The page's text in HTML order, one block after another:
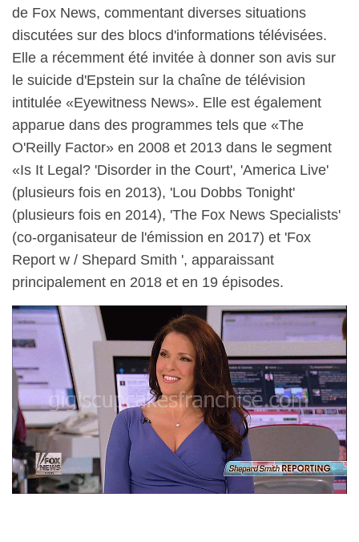
de Fox News, commentant diverses situations
discutées sur des blocs d'informations télévisées.
Elle a récemment été invitée à donner son avis sur
le suicide d'Epstein sur la chaîne de télévision
intitulée «Eyewitness News». Elle est également
apparue dans des programmes tels que «The
O'Reilly Factor» en 2008 et 2013 dans le segment
«Is It Legal? 'Disorder in the Court', 'America Live'
(plusieurs fois en 2013), 'Lou Dobbs Tonight'
(plusieurs fois en 2014), 'The Fox News Specialists'
(co-organisateur de l'émission en 2017) et 'Fox
Report w / Shepard Smith ', apparaissant
principalement en 2018 et en 19 épisodes.